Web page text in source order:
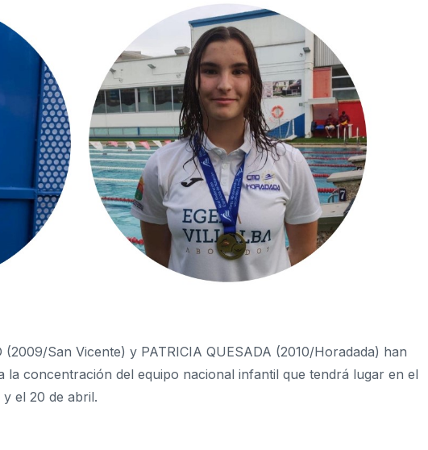
San Vicente) y PATRICIA QUESADA (2010/Horadada) han
la concentración del equipo nacional infantil que tendrá lugar en el
el 20 de abril.